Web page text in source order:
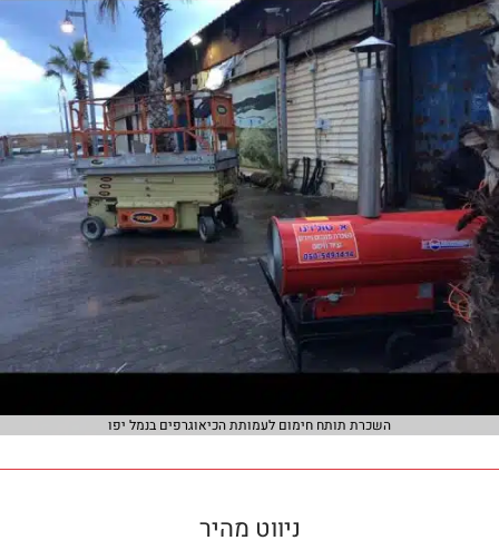
השכרת תותח חימום לעמותת הכיאוגרפים בנמל יפו
ניווט מהיר